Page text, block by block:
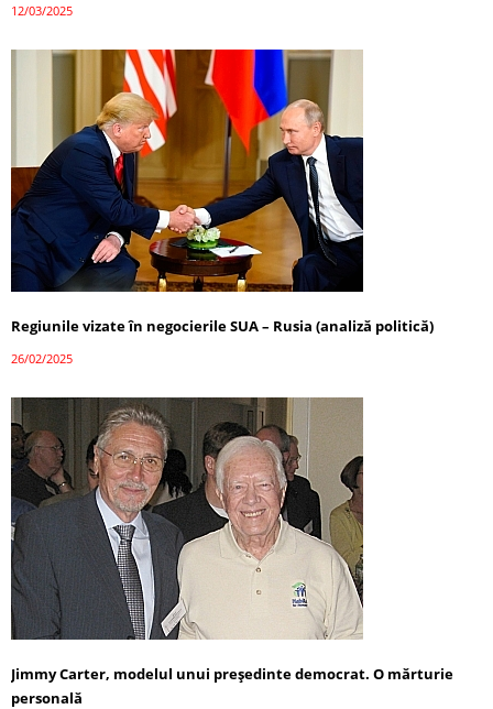
12/03/2025
Regiunile vizate în negocierile SUA – Rusia (analiză politică)
26/02/2025
Jimmy Carter, modelul unui președinte democrat. O mărturie
personală